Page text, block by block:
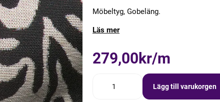
Möbeltyg, Gobeläng.
Läs mer
279,00kr/m
Lägg till varukorgen